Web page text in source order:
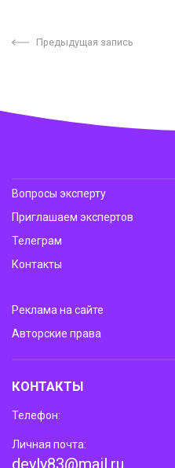
Предыдущая запись
Вопросы эксперту
Приглашаем экспертов
Телеграм
Контакты
Реклама на сайте
Авторские права
КОНТАКТЫ
Телефон:
Личная почта:
deyly83@mail.ru